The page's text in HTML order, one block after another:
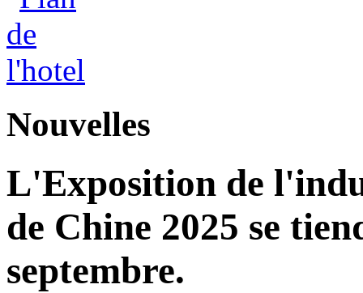
Nouvelles
L'Exposition de
de Chine 2025 se
septembre.